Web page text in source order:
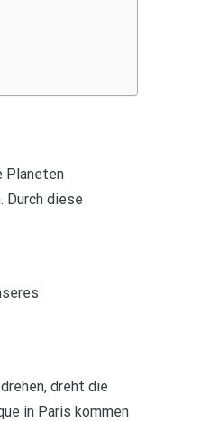
Planeten
Durch diese
dreht die
in Paris kommen